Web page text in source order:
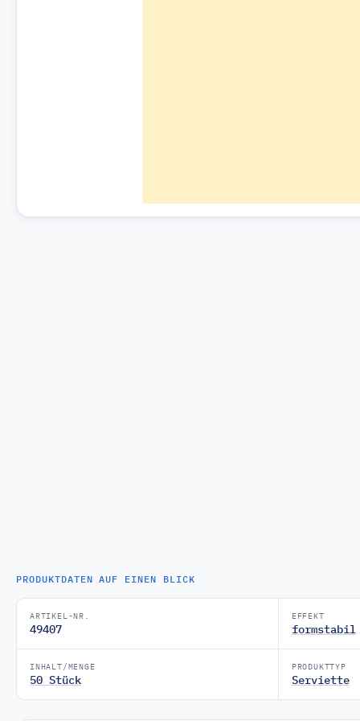
PRODUKTDATEN AUF EINEN BLICK
ARTIKEL-NR.
49407
EFFEKT
formstabil
INHALT/MENGE
50 Stück
PRODUKTTYP
Serviette